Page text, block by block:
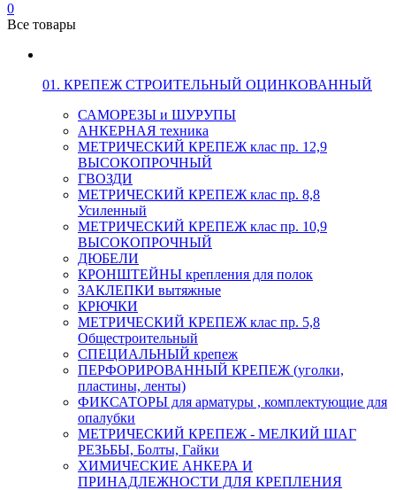
0
Все товары
01. КРЕПЕЖ СТРОИТЕЛЬНЫЙ ОЦИНКОВАННЫЙ
САМОРЕЗЫ и ШУРУПЫ
АНКЕРНАЯ техника
МЕТРИЧЕСКИЙ КРЕПЕЖ клас пр. 12,9
ВЫСОКОПРОЧНЫЙ
ГВОЗДИ
МЕТРИЧЕСКИЙ КРЕПЕЖ клас пр. 8,8
Усиленный
МЕТРИЧЕСКИЙ КРЕПЕЖ клас пр. 10,9
ВЫСОКОПРОЧНЫЙ
ДЮБЕЛИ
КРОНШТЕЙНЫ крепления для полок
ЗАКЛЕПКИ вытяжные
КРЮЧКИ
МЕТРИЧЕСКИЙ КРЕПЕЖ клас пр. 5,8
Общестроительный
СПЕЦИАЛЬНЫЙ крепеж
ПЕРФОРИРОВАННЫЙ КРЕПЕЖ (уголки,
пластины, ленты)
ФИКСАТОРЫ для арматуры , комплектующие для
опалубки
МЕТРИЧЕСКИЙ КРЕПЕЖ - МЕЛКИЙ ШАГ
РЕЗЬБЫ, Болты, Гайки
ХИМИЧЕСКИЕ АНКЕРА И
ПРИНАДЛЕЖНОСТИ ДЛЯ КРЕПЛЕНИЯ